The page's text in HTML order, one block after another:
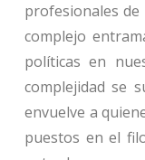
profesionales de
complejo
políticas en
complejidad se
envuelve a
puestos en el